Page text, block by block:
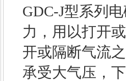
GDC-J型系列
力，用以打开
开或隔断气流
承受大气压，